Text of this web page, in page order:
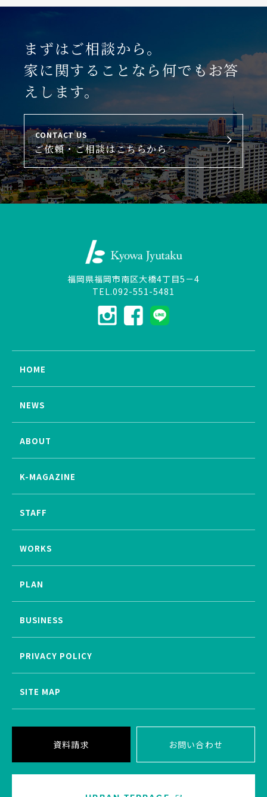
まずはご相談から。
家に関することなら何でもお答
えします。
CONTACT US
ご依頼・ご相談はこちらから
福岡県福岡市南区大橋4丁目5－4
TEL.092-551-5481
HOME
NEWS
ABOUT
K-MAGAZINE
STAFF
WORKS
PLAN
BUSINESS
PRIVACY POLICY
SITE MAP
資料請求 お問い合わせ